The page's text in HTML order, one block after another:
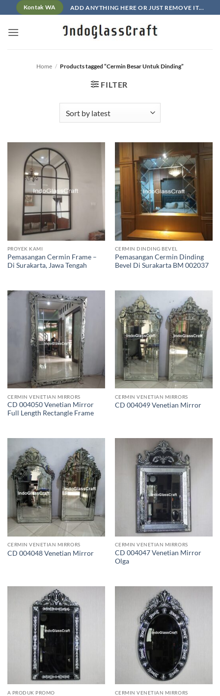
to
content
Kontak WA ADD ANYTHING HERE OR JUST REMOVE IT...
Home / Products tagged “Cermin Besar Untuk Dinding”
FILTER
PROYEK KAMI
Pemasangan Cermin Frame –
Di Surakarta, Jawa Tengah
CERMIN DINDING BEVEL
Pemasangan Cermin Dinding
Bevel Di Surakarta BM 002037
CERMIN VENETIAN MIRRORS
CD 004050 Venetian Mirror
Full Length Rectangle Frame
CERMIN VENETIAN MIRRORS
CD 004049 Venetian Mirror
CERMIN VENETIAN MIRRORS
CD 004048 Venetian Mirror
CERMIN VENETIAN MIRRORS
CD 004047 Venetian Mirror
Olga
A PRODUK PROMO CERMIN VENETIAN MIRRORS